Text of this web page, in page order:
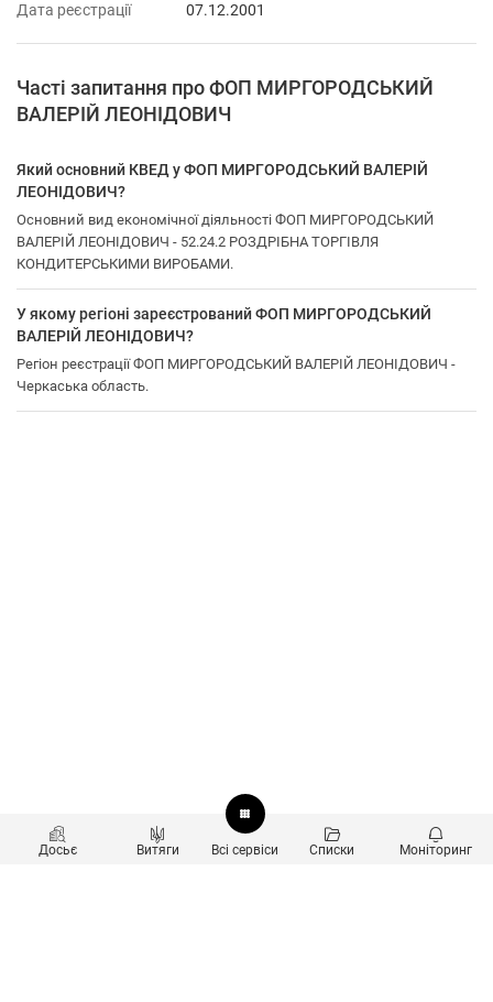
Дата реєстрації
07.12.2001
Часті запитання про ФОП МИРГОРОДСЬКИЙ
ВАЛЕРІЙ ЛЕОНІДОВИЧ
Який основний КВЕД у ФОП МИРГОРОДСЬКИЙ ВАЛЕРІЙ
ЛЕОНІДОВИЧ?
Основний вид економічної діяльності ФОП МИРГОРОДСЬКИЙ
ВАЛЕРІЙ ЛЕОНІДОВИЧ - 52.24.2 РОЗДРІБНА ТОРГІВЛЯ
КОНДИТЕРСЬКИМИ ВИРОБАМИ.
У якому регіоні зареєстрований ФОП МИРГОРОДСЬКИЙ
ВАЛЕРІЙ ЛЕОНІДОВИЧ?
Регіон реєстрації ФОП МИРГОРОДСЬКИЙ ВАЛЕРІЙ ЛЕОНІДОВИЧ -
Черкаська область.
Досьє Витяги Всі сервіси Списки Моніторинг